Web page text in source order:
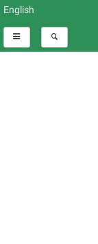
English